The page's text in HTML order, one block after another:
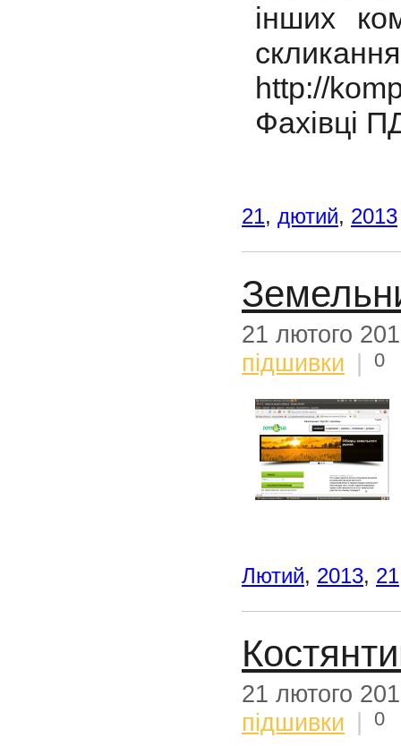
інших
http://
Фахівці
21, дютий, 2013
21 лютого
підшивки
0
Лютий, 2013, 21
21 лютого
підшивки
0